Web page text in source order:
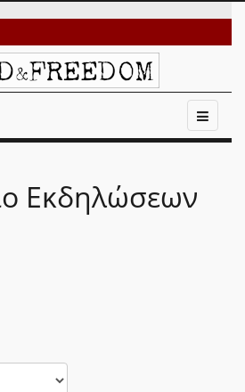
Εκδηλώσεων